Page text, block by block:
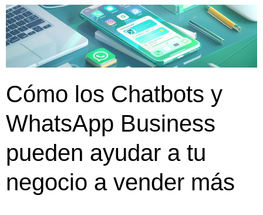
Cómo los Chatbots y
WhatsApp Business
pueden ayudar a tu
negocio a vender más